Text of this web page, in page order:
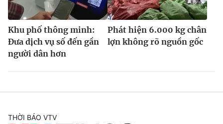
Khu phố thông minh:
Đưa dịch vụ số đến gần
người dân hơn
Phát hiện 6.000 kg chân
lợn không rõ nguồn gốc
THỜI BÁO VTV